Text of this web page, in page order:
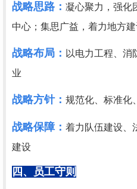
战略思路： 凝心聚力，强化
中心；集思广益，着力地方建
战略布局： 以电力工程、消
业
战略方针： 规范化、标准化
战略保障： 着力队伍建设、
建设
四、员工守则